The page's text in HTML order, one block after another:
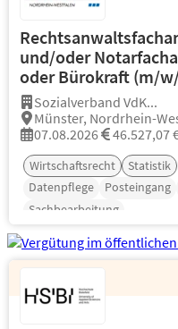
und/oder
oder Bürokraft (m/
Sozialverband VdK...
Münster, Nordrhein-
07.08.2026
46.527,07
Wirtschaftsrecht Statistik
Datenpflege
Posteingang
Sachbearbeitung